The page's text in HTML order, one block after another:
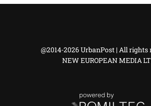
@2014-2026 UrbanPost | All rights
NEW EUROPEAN MEDIA